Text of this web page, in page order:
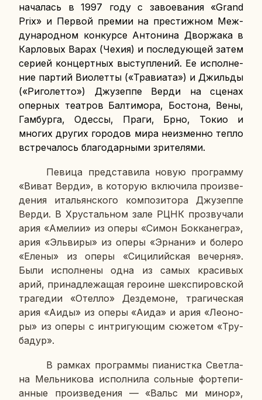
на­ча­лась в 1997 году с за­во­е­ва­ния «Grand
Prix» и Первой премии на пре­стиж­ном Меж­
ду­на­род­ном кон­кур­се Ан­то­ни­на Двор­жа­ка в
Кар­ло­вых Варах (Чехия) и по­сле­ду­ю­щей затем
серией кон­церт­ных вы­ступ­ле­ний. Ее ис­пол­не­
ние партий Ви­о­лет­ты («Тра­виа­та») и Джиль­ды
(«Ри­го­лет­то») Джу­зеп­пе Верди на сценах
опер­ных те­ат­ров Бал­ти­мо­ра, Бо­сто­на, Вены,
Гам­бур­га, Одессы, Праги, Брно, Токио и
многих других го­ро­дов мира неиз­мен­но тепло
встре­ча­лось бла­го­дар­ны­ми зри­те­ля­ми.
Певица пред­ста­ви­ла новую про­грам­му
«Виват Верди», в ко­то­рую вклю­чи­ла про­из­ве­
де­ния ита­льян­ско­го ком­по­зи­то­ра Джу­зеп­пе
Верди. В Хру­сталь­ном зале РЦНК про­зву­ча­ли
ария «Амелии» из оперы «Симон Бок­ка­не­гра»,
ария «Эль­ви­ры» из оперы «Эрнани» и болеро
«Елены» из оперы «Си­ци­лий­ская ве­чер­ня».
Были ис­пол­не­ны одна из самых кра­си­вых
арий, при­над­ле­жа­щая ге­ро­ине шекс­пи­ров­ской
тра­ге­дии «Отелло» Дез­де­моне, тра­ги­че­ская
ария «Аиды» из оперы «Аида» и ария «Лео­но­
ры» из оперы с ин­три­гу­ю­щим сю­же­том «Тру­
ба­дур».
В рамках про­грам­мы пи­а­нист­ка Свет­ла­
на Мель­ни­ко­ва ис­пол­ни­ла соль­ные фор­те­пи­
ан­ные про­из­ве­де­ния — «Вальс ми минор»,